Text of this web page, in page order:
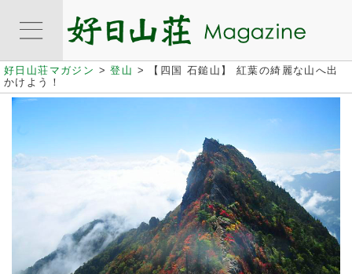
好日山荘マガジン >登山 >
【四国 石鎚山】 紅葉の綺麗な山へ出
かけよう！